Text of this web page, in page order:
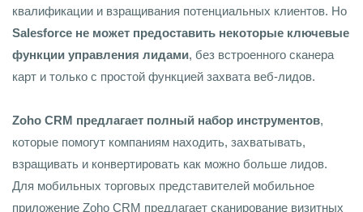
квалификации и взращивания потенциальных клиентов. Но
Salesforce не может предоставить некоторые ключевые
функции управления лидами, без встроенного сканера
карт и только с простой функцией захвата веб-лидов.
Zoho CRM предлагает полный набор инструментов,
которые помогут компаниям находить, захватывать,
взращивать и конвертировать как можно больше лидов.
Для мобильных торговых представителей мобильное
приложение Zoho CRM предлагает сканирование визитных